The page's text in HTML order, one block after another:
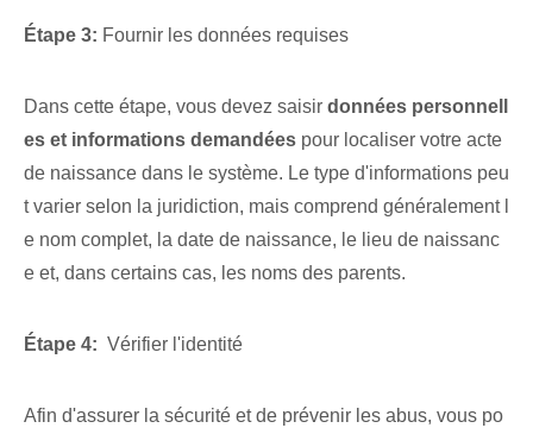
Étape 3: Fournir les données requises
Dans cette étape, vous devez saisir ⁢données personnell
es et informations demandées pour localiser votre acte
de naissance dans le système. Le type d'informations peu
t varier selon la juridiction, mais comprend généralement l
e nom complet, la date de naissance, le lieu de naissanc
e et, dans certains cas, les noms des parents.
Étape 4: ‌ Vérifier l'identité
Afin d'assurer la sécurité et de prévenir les abus, vous po